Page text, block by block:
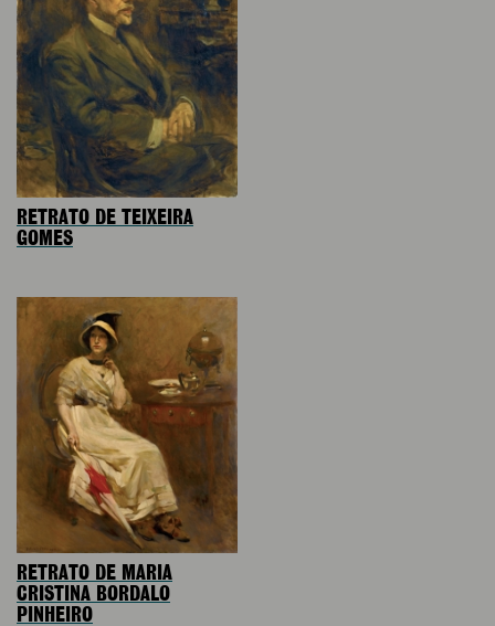
RETRATO DE TEIXEIRA
GOMES
RETRATO DE MARIA
CRISTINA BORDALO
PINHEIRO